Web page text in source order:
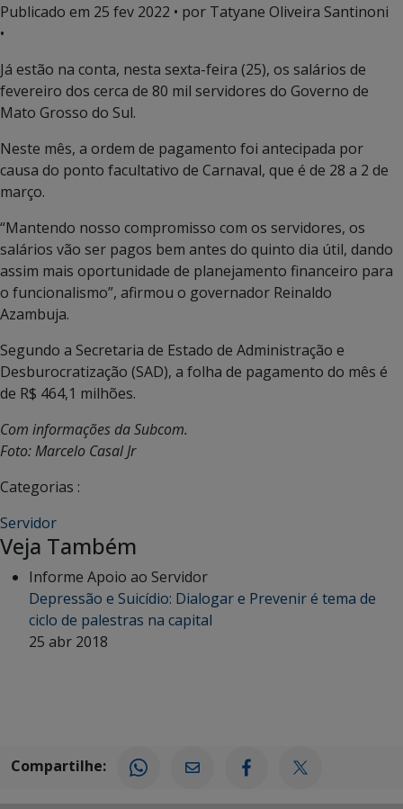
Publicado em 25 fev 2022 • por Tatyane Oliveira Santinoni
•
Já estão na conta, nesta sexta-feira (25), os salários de
fevereiro dos cerca de 80 mil servidores do Governo de
Mato Grosso do Sul.
Neste mês, a ordem de pagamento foi antecipada por
causa do ponto facultativo de Carnaval, que é de 28 a 2 de
março.
“Mantendo nosso compromisso com os servidores, os
salários vão ser pagos bem antes do quinto dia útil, dando
assim mais oportunidade de planejamento financeiro para
o funcionalismo”, afirmou o governador Reinaldo
Azambuja.
Segundo a Secretaria de Estado de Administração e
Desburocratização (SAD), a folha de pagamento do mês é
de R$ 464,1 milhões.
Com informações da Subcom.
Foto: Marcelo Casal Jr
Categorias :
Servidor
Veja Também
Informe Apoio ao Servidor
Depressão e Suicídio: Dialogar e Prevenir é tema de
ciclo de palestras na capital
25 abr 2018
Compartilhe: